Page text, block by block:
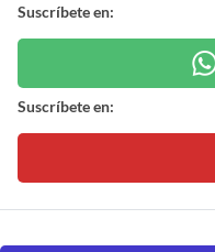
Suscríbete en:
Suscríbete en: